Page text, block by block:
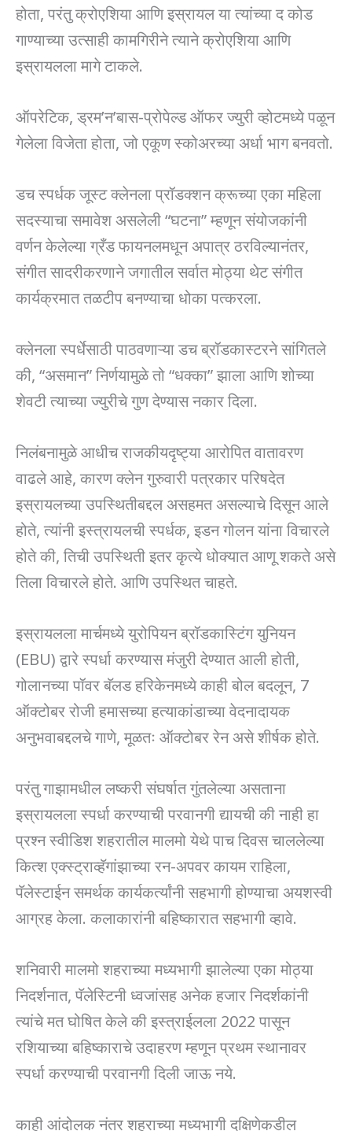
होता, परंतु क्रोएशिया आणि इस्रायल या त्यांच्या द कोड
गाण्याच्या उत्साही कामगिरीने त्याने क्रोएशिया आणि
इस्रायलला मागे टाकले.
ऑपरेटिक, ड्रम’न’बास-प्रोपेल्ड ऑफर ज्युरी व्होटमध्ये पळून
गेलेला विजेता होता, जो एकूण स्कोअरच्या अर्धा भाग बनवतो.
डच स्पर्धक जूस्ट क्लेनला प्रॉडक्शन क्रूच्या एका महिला
सदस्याचा समावेश असलेली “घटना” म्हणून संयोजकांनी
वर्णन केलेल्या ग्रँड फायनलमधून अपात्र ठरविल्यानंतर,
संगीत सादरीकरणाने जगातील सर्वात मोठ्या थेट संगीत
कार्यक्रमात तळटीप बनण्याचा धोका पत्करला.
क्लेनला स्पर्धेसाठी पाठवणाऱ्या डच ब्रॉडकास्टरने सांगितले
की, “असमान” निर्णयामुळे तो “धक्का” झाला आणि शोच्या
शेवटी त्याच्या ज्युरीचे गुण देण्यास नकार दिला.
निलंबनामुळे आधीच राजकीयदृष्ट्या आरोपित वातावरण
वाढले आहे, कारण क्लेन गुरुवारी पत्रकार परिषदेत
इस्रायलच्या उपस्थितीबद्दल असहमत असल्याचे दिसून आले
होते, त्यांनी इस्त्रायलची स्पर्धक, इडन गोलन यांना विचारले
होते की, तिची उपस्थिती इतर कृत्ये धोक्यात आणू शकते असे
तिला विचारले होते. आणि उपस्थित चाहते.
इस्रायलला मार्चमध्ये युरोपियन ब्रॉडकास्टिंग युनियन
(EBU) द्वारे स्पर्धा करण्यास मंजुरी देण्यात आली होती,
गोलानच्या पॉवर बॅलड हरिकेनमध्ये काही बोल बदलून, 7
ऑक्टोबर रोजी हमासच्या हत्याकांडाच्या वेदनादायक
अनुभवाबद्दलचे गाणे, मूळतः ऑक्टोबर रेन असे शीर्षक होते.
परंतु गाझामधील लष्करी संघर्षात गुंतलेल्या असताना
इस्रायलला स्पर्धा करण्याची परवानगी द्यायची की नाही हा
प्रश्न स्वीडिश शहरातील मालमो येथे पाच दिवस चाललेल्या
कित्श एक्स्ट्राव्हॅगांझाच्या रन-अपवर कायम राहिला,
पॅलेस्टाईन समर्थक कार्यकर्त्यांनी सहभागी होण्याचा अयशस्वी
आग्रह केला. कलाकारांनी बहिष्कारात सहभागी व्हावे.
शनिवारी मालमो शहराच्या मध्यभागी झालेल्या एका मोठ्या
निदर्शनात, पॅलेस्टिनी ध्वजांसह अनेक हजार निदर्शकांनी
त्यांचे मत घोषित केले की इस्त्राईलला 2022 पासून
रशियाच्या बहिष्काराचे उदाहरण म्हणून प्रथम स्थानावर
स्पर्धा करण्याची परवानगी दिली जाऊ नये.
काही आंदोलक नंतर शहराच्या मध्यभागी दक्षिणेकडील